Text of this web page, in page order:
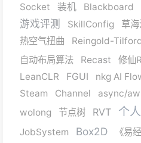
Socket
装机 Blackboard
游戏评测
SkillConfig 草
热空气扭曲
Reingold-Tilford
自动布局算法
Recast 修仙
LeanCLR FGUI nkg AI
Steam
Channel async/
wolong
节点树 RVT 个
JobSystem Box2D 《易